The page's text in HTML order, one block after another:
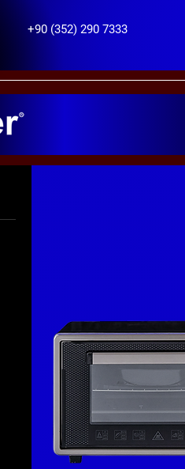
+90 (352) 290 7333